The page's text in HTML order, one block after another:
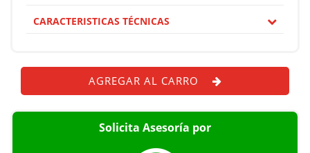
CARACTERISTICAS TÉCNICAS
AGREGAR AL CARRO
Solicita Asesoría por